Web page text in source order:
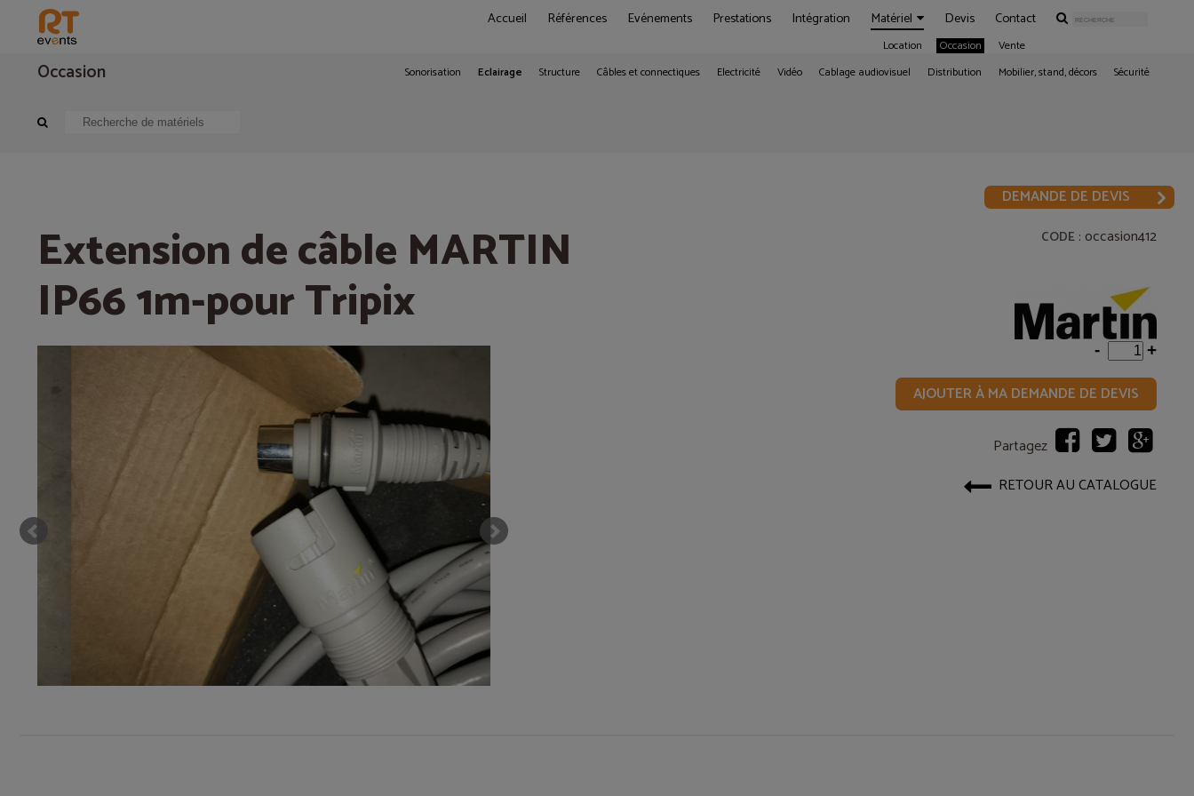
Accueil Références Evénements Prestations Intégration Matériel
Location Occasion Vente
Devis Contact
Occasion Sonorisation Eclairage Structure Câbles et connectiques Electricité Vidéo Cablage audiovisuel Distribution Mobilier, stand, décors Sécurité
Eclairage Effets, fumée, brouillard
DEMANDE DE DEVIS
Extension de câble MARTIN
IP66 1m-pour Tripix
CODE : occasion412
- +
AJOUTER À MA DEMANDE DE DEVIS
Partagez
RETOUR AU CATALOGUE